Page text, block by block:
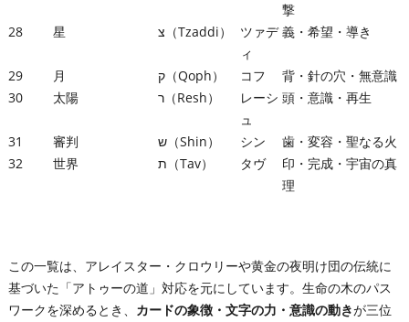
撃
28
星 צ（Tzaddi）
ツァデ
ィ
義・希望・導き
29 月 ק（Qoph） コフ
背・針の穴・無意識
30
太陽 ר（Resh）
レーシ
ュ
頭・意識・再生
31 審判 ש（Shin） シン
歯・変容・聖なる火
32
世界 ת（Tav） タヴ
印・完成・宇宙の真
理
この一覧は、アレイスター・クロウリーや黄金の夜明け団の伝統に
基づいた「アトゥーの道」対応を元にしています。生命の木のパス
ワークを深めるとき、 カードの象徴・文字の力・意識の動きが三位